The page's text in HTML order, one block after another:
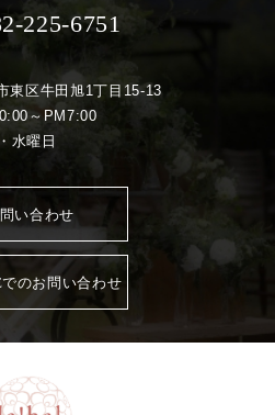
225-6751
東区牛田旭1丁目15-13
～PM7:00
水曜日
い合わせ
のお問い合わせ